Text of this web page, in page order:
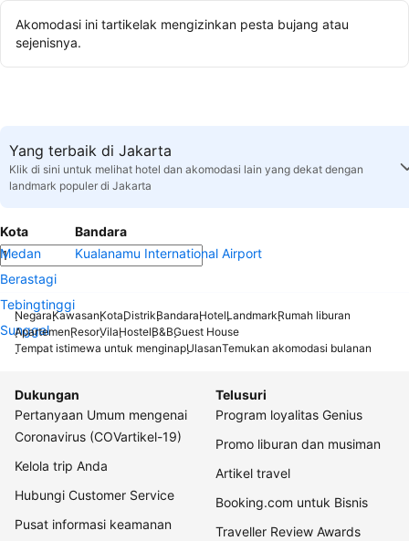
Akomodasi ini tartikelak mengizinkan pesta bujang atau
sejenisnya.
Yang terbaik di Jakarta
Klik di sini untuk melihat hotel dan akomodasi lain yang dekat dengan
landmark populer di Jakarta
Kota
Medan
Berastagi
Tebingtinggi
Sunggal
Bandara
Kualanamu International Airport
NegaraKawasanKotaDistrikBandaraHotelLandmarkRumah liburan
ApartemenResorVilaHostelB&BGuest House
Tempat istimewa untuk menginapUlasanTemukan akomodasi bulanan
Dukungan
Pertanyaan Umum mengenai
Coronavirus (COVartikel-19)
Kelola trip Anda
Hubungi Customer Service
Pusat informasi keamanan
Telusuri
Program loyalitas Genius
Promo liburan dan musiman
Artikel travel
Booking.com untuk Bisnis
Traveller Review Awards